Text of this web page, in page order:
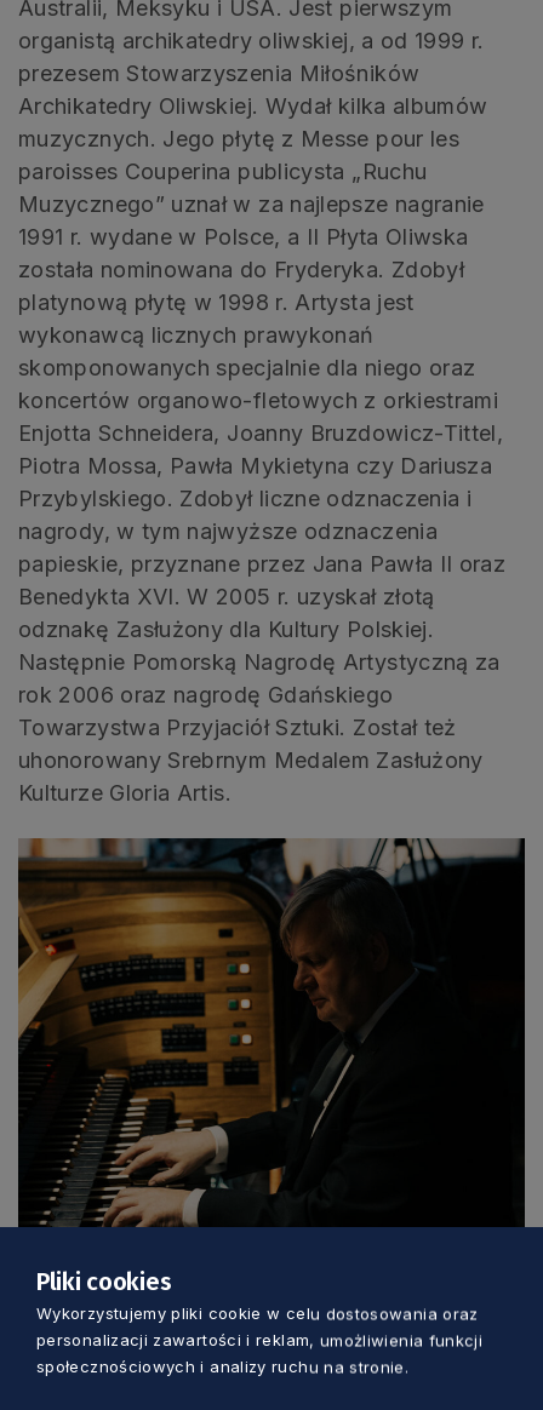
Australii, Meksyku i USA. Jest pierwszym
organistą archikatedry oliwskiej, a od 1999 r.
prezesem Stowarzyszenia Miłośników
Archikatedry Oliwskiej. Wydał kilka albumów
muzycznych. Jego płytę z Messe pour les
paroisses Couperina publicysta „Ruchu
Muzycznego” uznał w za najlepsze nagranie
1991 r. wydane w Polsce, a II Płyta Oliwska
została nominowana do Fryderyka. Zdobył
platynową płytę w 1998 r. Artysta jest
wykonawcą licznych prawykonań
skomponowanych specjalnie dla niego oraz
koncertów organowo-fletowych z orkiestrami
Enjotta Schneidera, Joanny Bruzdowicz-Tittel,
Piotra Mossa, Pawła Mykietyna czy Dariusza
Przybylskiego. Zdobył liczne odznaczenia i
nagrody, w tym najwyższe odznaczenia
papieskie, przyznane przez Jana Pawła II oraz
Benedykta XVI. W 2005 r. uzyskał złotą
odznakę Zasłużony dla Kultury Polskiej.
Następnie Pomorską Nagrodę Artystyczną za
rok 2006 oraz nagrodę Gdańskiego
Towarzystwa Przyjaciół Sztuki. Został też
uhonorowany Srebrnym Medalem Zasłużony
Kulturze Gloria Artis.
Roman Perucki. Fot. Edyta Steć
Pliki cookies
Wykorzystujemy pliki cookie w celu dostosowania oraz
personalizacji zawartości i reklam, umożliwienia funkcji
społecznościowych i analizy ruchu na stronie.